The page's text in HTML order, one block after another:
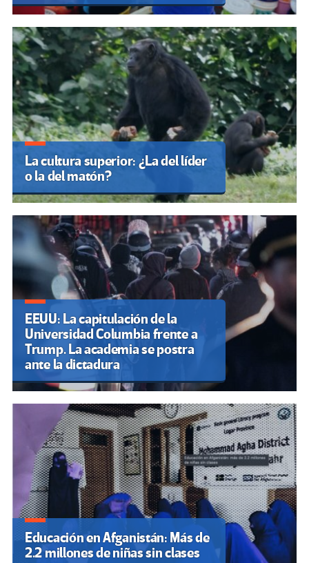
La cultura superior: ¿La del líder
o la del matón?
EEUU: La capitulación de la
Universidad Columbia frente a
Trump. La academia se postra
ante la dictadura
Educación en Afganistán: Más de
2.2 millones de niñas sin clases